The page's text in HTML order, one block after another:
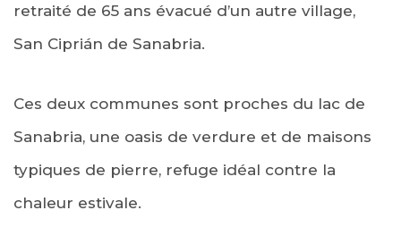
retraité de 65 ans évacué d’un autre village,
San Ciprián de Sanabria.
Ces deux communes sont proches du lac de
Sanabria, une oasis de verdure et de maisons
typiques de pierre, refuge idéal contre la
chaleur estivale.